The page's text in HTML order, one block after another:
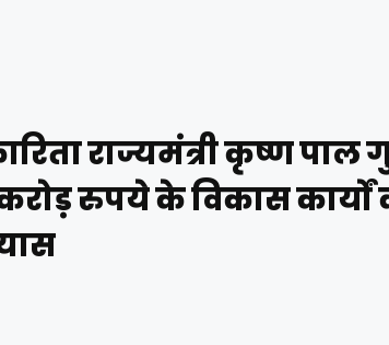
राज्यमंत्री कृष्ण पाल
रुपये के विकास कार्यों